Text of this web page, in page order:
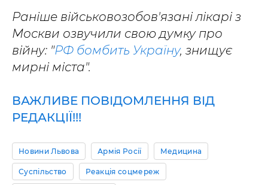
Раніше військовозобов'язані лікарі з
Москви озвучили свою думку про
війну: "РФ бомбить Україну, знищує
мирні міста".
ВАЖЛИВЕ ПОВІДОМЛЕННЯ ВІД
РЕДАКЦІЇ!!!
Новини Львова Армія Росії Медицина
Суспільство Реакція соцмереж